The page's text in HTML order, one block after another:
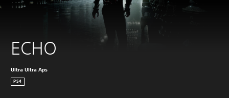
ECHO
Ultra Ultra Aps
PS4